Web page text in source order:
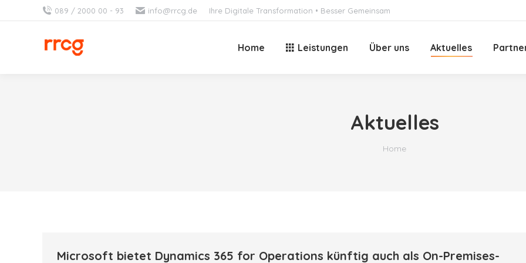
089 / 2000 00 - 93 info@rrcg.de Ihre Digitale Transformation • Besser Gemeinsam
Home Leistungen Über uns Aktuelles
Aktuelles
You are here:
Home
Microsoft bietet Dynamics 365 for Operations künftig auch als On-Premises-